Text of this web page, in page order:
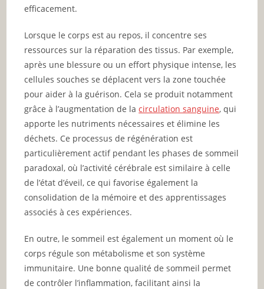
efficacement.
Lorsque le corps est au repos, il concentre ses
ressources sur la réparation des tissus. Par exemple,
après une blessure ou un effort physique intense, les
cellules souches se déplacent vers la zone touchée
pour aider à la guérison. Cela se produit notamment
grâce à l’augmentation de lacirculation sanguine, qui
apporte les nutriments nécessaires et élimine les
déchets. Ce processus de régénération est
particulièrement actif pendant les phases de sommeil
paradoxal, où l’activité cérébrale est similaire à celle
de l’état d’éveil, ce qui favorise également la
consolidation de la mémoire et des apprentissages
associés à ces expériences.
En outre, le sommeil est également un moment où le
corps régule son métabolisme et son système
immunitaire. Une bonne qualité de sommeil permet
de contrôler l’inflammation, facilitant ainsi la